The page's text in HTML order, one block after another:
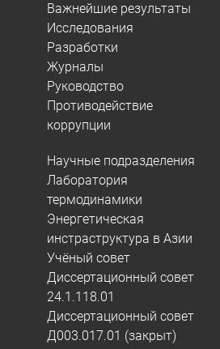
Важнейшие результаты
Исследования
Разработки
Журналы
Руководство
Противодействие
коррупции
Научные подразделения
Лаборатория
термодинамики
Энергетическая
инстраструктура в Азии
Учёный совет
Диссертационный совет
24.1.118.01
Диссертационный совет
Д003.017.01 (закрыт)